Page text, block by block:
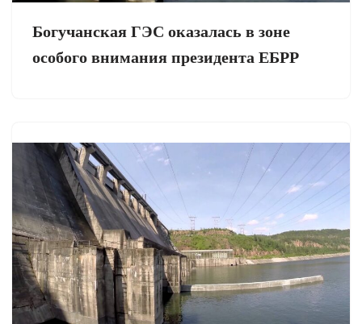
Богучанская ГЭС оказалась в зоне
особого внимания президента ЕБРР